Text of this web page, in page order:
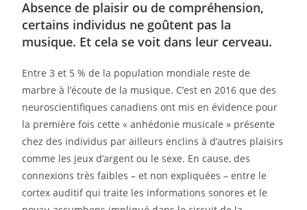
Absence de plaisir ou de compréhension,
certains individus ne goûtent pas la
musique. Et cela se voit dans leur cerveau.
Entre 3 et 5 % de la population mondiale reste de
marbre à l’écoute de la musique. C’est en 2016 que des
neuroscientifiques canadiens ont mis en évidence pour
la première fois cette « anhédonie musicale » présente
chez des individus par ailleurs enclins à d’autres plaisirs
comme les jeux d’argent ou le sexe. En cause, des
connexions très faibles – et non expliquées – entre le
cortex auditif qui traite les informations sonores et le